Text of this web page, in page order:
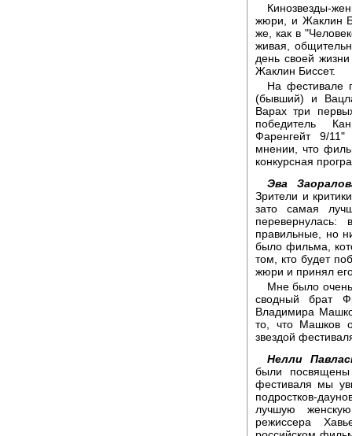
Кинозвезды-
жюри, и Жаклин
же, как в
живая,
день своей
Жаклин Биссет.
На фестивале
(бывший) и
Варах три
победитель
Фаренгейт 9/
мнении, что
конкурсная
Эва
Зрители и
зато самая
перевернулась:
правильные, но
было фильма,
том, кто будет
жюри и принял
Мне было
сводный брат
Владимира
то, что Машков
звездой
Нелли
были посвящены
фестиваля мы
подростков-
лучшую
режиссера